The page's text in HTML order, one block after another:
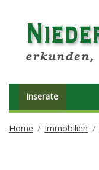
Inserate
Home Immobilien